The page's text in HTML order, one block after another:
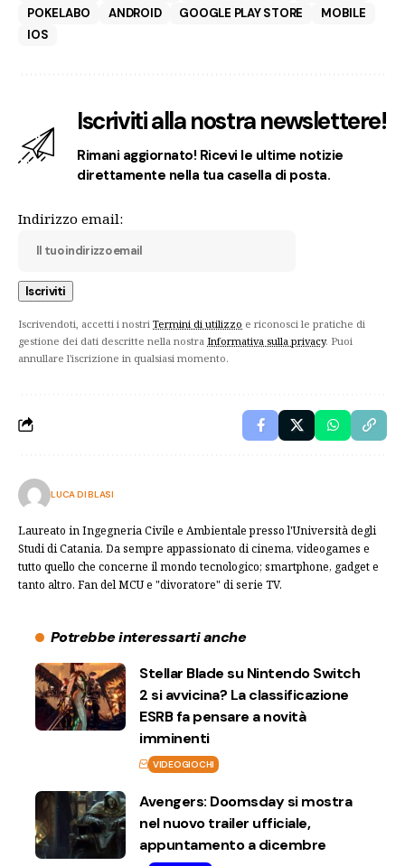
POKELABO
ANDROID GOOGLE PLAY STORE
MOBILE
IOS
Iscriviti alla nostra newslettere!
Rimani aggiornato! Ricevi le ultime notizie
direttamente nella tua casella di posta.
Indirizzo email:
Iscrivendoti, accetti i nostri Termini di utilizzo e riconosci le pratiche di
gestione dei dati descritte nella nostra Informativa sulla privacy. Puoi
annullare l'iscrizione in qualsiasi momento.
LUCA DI BLASI
Laureato in Ingegneria Civile e Ambientale presso l'Università degli
Studi di Catania. Da sempre appassionato di cinema, videogames e
tutto quello che concerne il mondo tecnologico; smartphone, gadget e
tanto altro. Fan del MCU e "divoratore" di serie TV.
Potrebbe interessarti anche
Stellar Blade su Nintendo Switch
2 si avvicina? La classificazione
ESRB fa pensare a novità
imminenti
VIDEOGIOCHI
Avengers: Doomsday si mostra
nel nuovo trailer ufficiale,
appuntamento a dicembre